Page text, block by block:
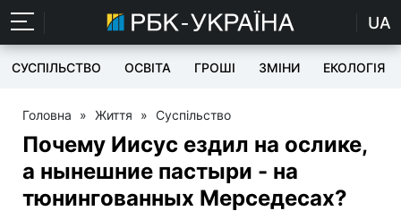
UA
СУСПІЛЬСТВО ОСВІТА ГРОШІ ЗМІНИ ЕКОЛОГІЯ
Головна » Життя » Суспільство
Почему Иисус ездил на ослике,
а нынешние пастыри - на
тюнингованных Мерседесах?